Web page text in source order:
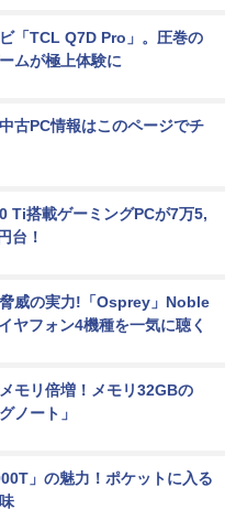
「TCL Q7D Pro」。圧巻の
ムが極上体験に
古PC情報はこのページでチ
Ti搭載ゲーミングPCが7万5,
台！
威の実力!「Osprey」Noble
ヤフォン4機種を一気に聴く
モリ倍増！メモリ32GBの
ノート」
」の魅力！ポケットに入る